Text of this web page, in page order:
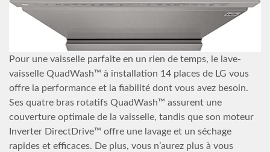
Pour une vaisselle parfaite en un rien de temps, le lave-
vaisselle QuadWash™ à installation 14 places de LG vous
offre la performance et la fiabilité dont vous avez besoin.
Ses quatre bras rotatifs QuadWash™ assurent une
couverture optimale de la vaisselle, tandis que son moteur
Inverter DirectDrive™ offre une lavage et un séchage
rapides et efficaces. De plus, vous n’aurez plus à vous